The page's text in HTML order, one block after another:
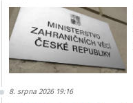
8. srpna 2026 19:16